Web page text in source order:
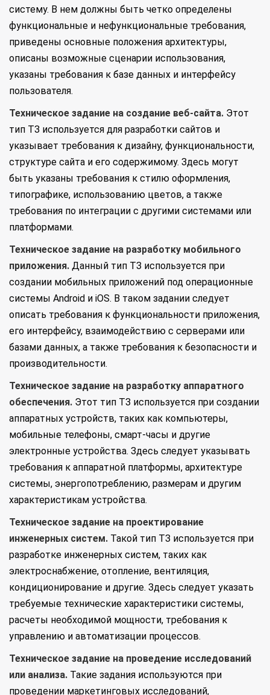
систему. В нем должны быть четко определены
функциональные и нефункциональные требования,
приведены основные положения архитектуры,
описаны возможные сценарии использования,
указаны требования к базе данных и интерфейсу
пользователя.
Техническое задание на создание веб-сайта. Этот
тип ТЗ используется для разработки сайтов и
указывает требования к дизайну, функциональности,
структуре сайта и его содержимому. Здесь могут
быть указаны требования к стилю оформления,
типографике, использованию цветов, а также
требования по интеграции с другими системами или
платформами.
Техническое задание на разработку мобильного
приложения. Данный тип ТЗ используется при
создании мобильных приложений под операционные
системы Android и iOS. В таком задании следует
описать требования к функциональности приложения,
его интерфейсу, взаимодействию с серверами или
базами данных, а также требования к безопасности и
производительности.
Техническое задание на разработку аппаратного
обеспечения. Этот тип ТЗ используется при создании
аппаратных устройств, таких как компьютеры,
мобильные телефоны, смарт-часы и другие
электронные устройства. Здесь следует указывать
требования к аппаратной платформы, архитектуре
системы, энергопотреблению, размерам и другим
характеристикам устройства.
Техническое задание на проектирование
инженерных систем. Такой тип ТЗ используется при
разработке инженерных систем, таких как
электроснабжение, отопление, вентиляция,
кондиционирование и другие. Здесь следует указать
требуемые технические характеристики системы,
расчеты необходимой мощности, требования к
управлению и автоматизации процессов.
Техническое задание на проведение исследований
или анализа. Такие задания используются при
проведении маркетинговых исследований,